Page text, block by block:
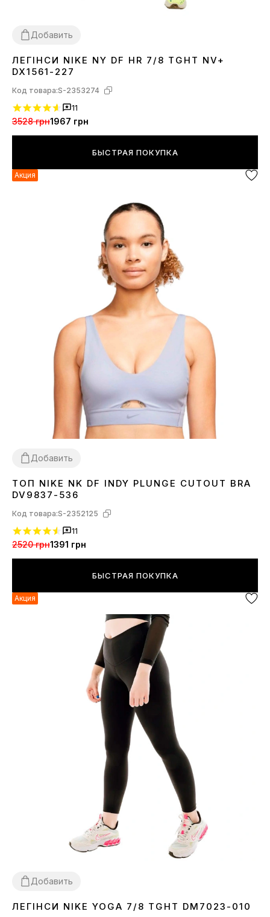
Добавить
XS S M L
ЛЕГІНСИ NIKE NY DF HR 7/8 TGHT NV+
DX1561-227
Код товара:S-2353274
11
3528 грн1967 грн
БЫСТРАЯ ПОКУПКА
Акция
Добавить
XS M L
ТОП NIKE NK DF INDY PLUNGE CUTOUT BRA
DV9837-536
Код товара:S-2352125
11
2520 грн1391 грн
БЫСТРАЯ ПОКУПКА
Акция
Добавить
XS
ЛЕГІНСИ NIKE YOGA 7/8 TGHT DM7023-010